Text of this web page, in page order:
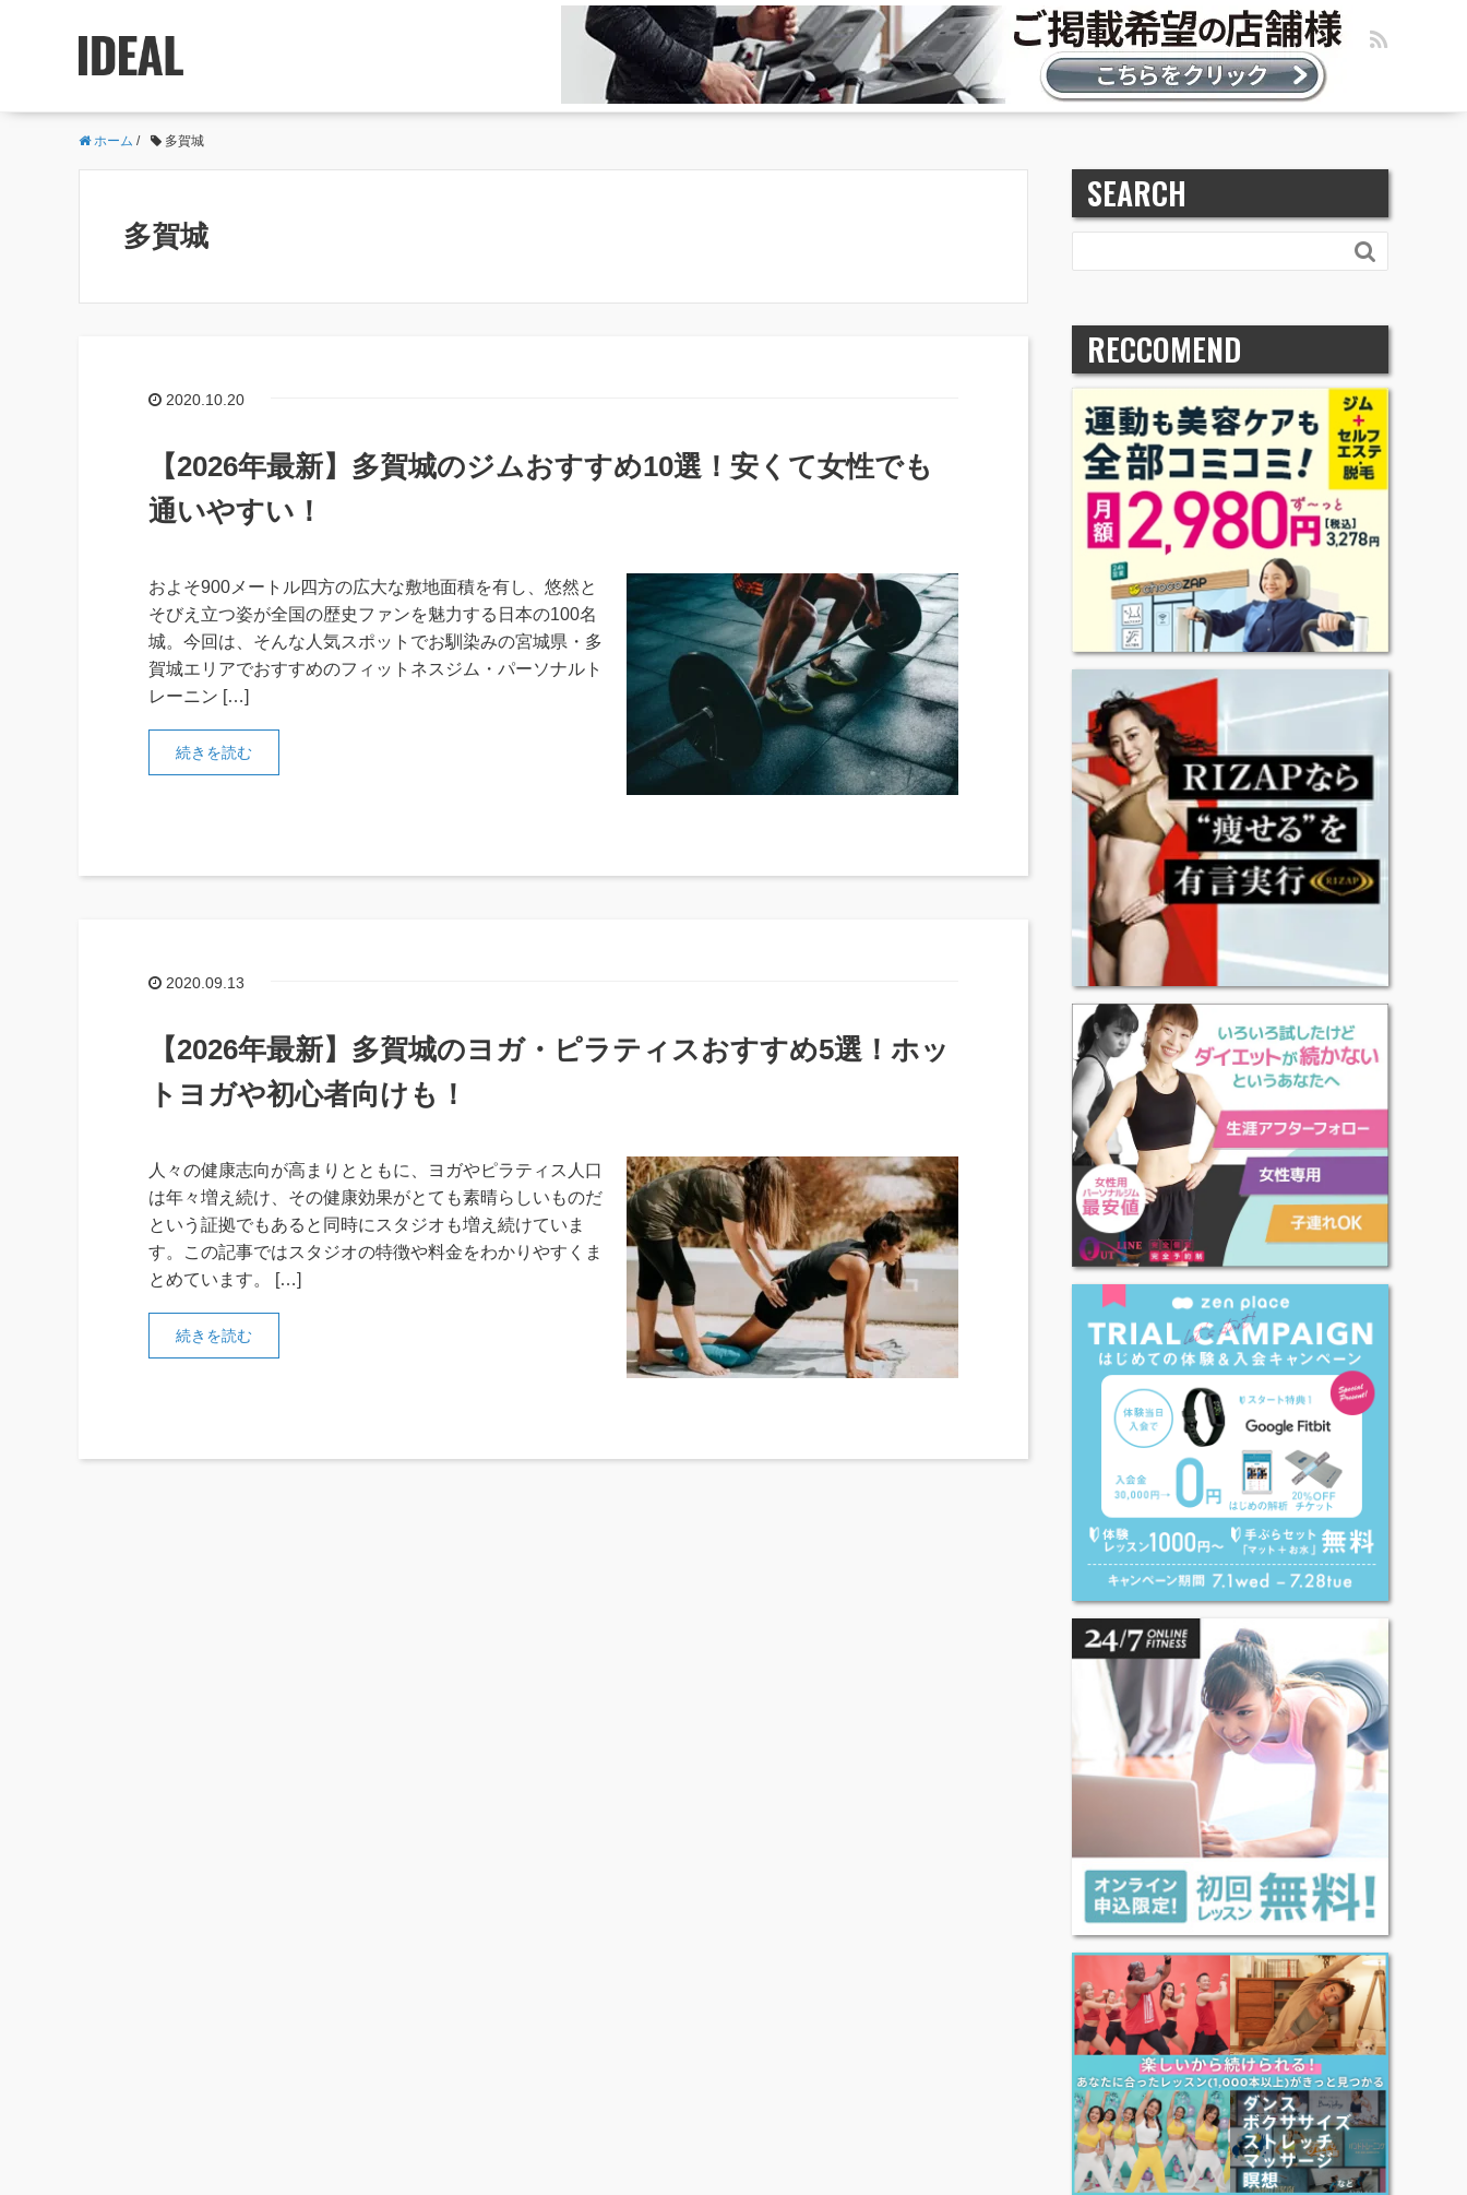
ホーム / 多賀城
多賀城
2020.10.20
【2026年最新】多賀城のジムおすすめ10選！安くて女性でも
通いやすい！
およそ900メートル四方の広大な敷地面積を有し、悠然と
そびえ立つ姿が全国の歴史ファンを魅力する日本の100名
城。今回は、そんな人気スポットでお馴染みの宮城県・多
賀城エリアでおすすめのフィットネスジム・パーソナルト
レーニン […]
続きを読む
2020.09.13
【2026年最新】多賀城のヨガ・ピラティスおすすめ5選！ホッ
トヨガや初心者向けも！
人々の健康志向が高まりとともに、ヨガやピラティス人口
は年々増え続け、その健康効果がとても素晴らしいものだ
という証拠でもあると同時にスタジオも増え続けていま
す。この記事ではスタジオの特徴や料金をわかりやすくま
とめています。 […]
続きを読む
SEARCH

RECCOMEND